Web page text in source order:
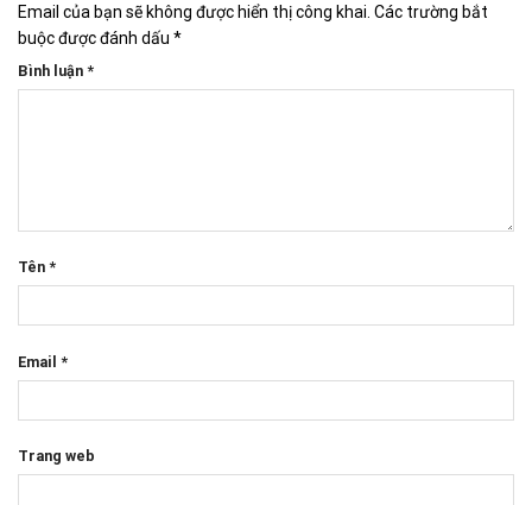
Email của bạn sẽ không được hiển thị công khai. Các trường bắt
buộc được đánh dấu *
Bình luận *
Tên *
Email *
Trang web